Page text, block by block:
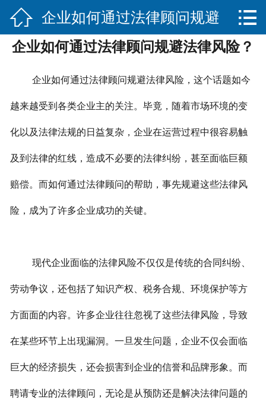
 网站首页
关于我们
服务项目
法律法规知识
合作伙伴
联系我们
 企业如何通过法律顾问规避
法律风险？

企业如何通过法律顾问规避法律风险？
企业如何通过法律顾问规避法律风险，这个话题如今
越来越受到各类企业主的关注。毕竟，随着市场环境的变
化以及法律法规的日益复杂，企业在运营过程中很容易触
及到法律的红线，造成不必要的法律纠纷，甚至面临巨额
赔偿。而如何通过法律顾问的帮助，事先规避这些法律风
险，成为了许多企业成功的关键。
现代企业面临的法律风险不仅仅是传统的合同纠纷、
劳动争议，还包括了知识产权、税务合规、环境保护等方
方面面的内容。许多企业往往忽视了这些法律风险，导致
在某些环节上出现漏洞。一旦发生问题，企业不仅会面临
巨大的经济损失，还会损害到企业的信誉和品牌形象。而
聘请专业的法律顾问，无论是从预防还是解决法律问题的